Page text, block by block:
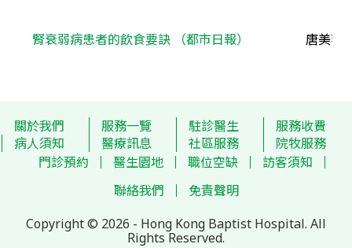
腎衰弱病患者的飲食要訣 （都市日報） 唐美華
關於我們 服務一覽 駐診醫生
服務收費
病人須知
醫療訊息 社區服務
院牧服務
門診預約
醫生園地 職位空缺
訪客須知
聯絡我們
免責聲明
Copyright © 2026 - Hong Kong Baptist Hospital. All
Rights Reserved.